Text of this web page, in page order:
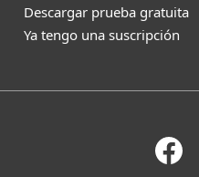
Descargar prueba gratuita
Ya tengo una suscripción